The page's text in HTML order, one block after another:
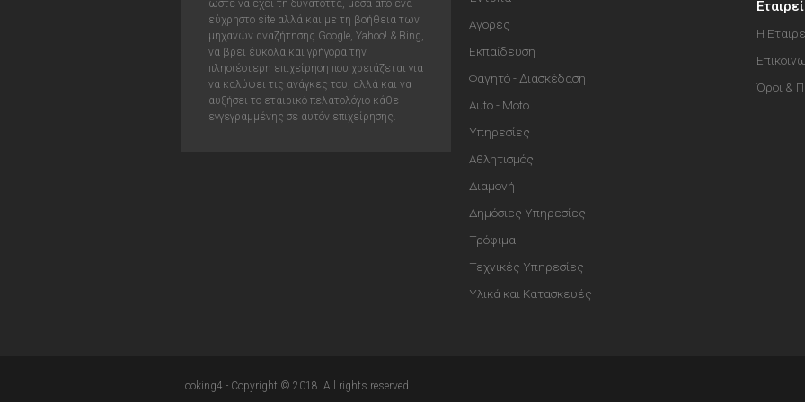
ώστε να έχει τη δυνατόττα, μέσα από ένα
εύχρηστο site αλλά και με τη βοήθεια των
μηχανών αναζήτησης Google, Yahoo! & Bing,
να βρει έυκολα και γρήγορα την
πλησιέστερη επιχείρηση που χρειάζεται για
να καλύψει τις ανάγκες του, αλλά και να
αυξήσει το εταιρικό πελατολόγιο κάθε
εγγεγραμμένης σε αυτόν επιχείρησης.
Αγορές
Εκπαίδευση
Φαγητό - Διασκέδαση
Auto - Moto
Υπηρεσίες
Αθλητισμός
Διαμονή
Δημόσιες Υπηρεσίες
Τρόφιμα
Τεχνικές Υπηρεσίες
Υλικά και Κατασκευές
Η
Όροι &
Looking4 - Copyright © 2018. All rights reserved.